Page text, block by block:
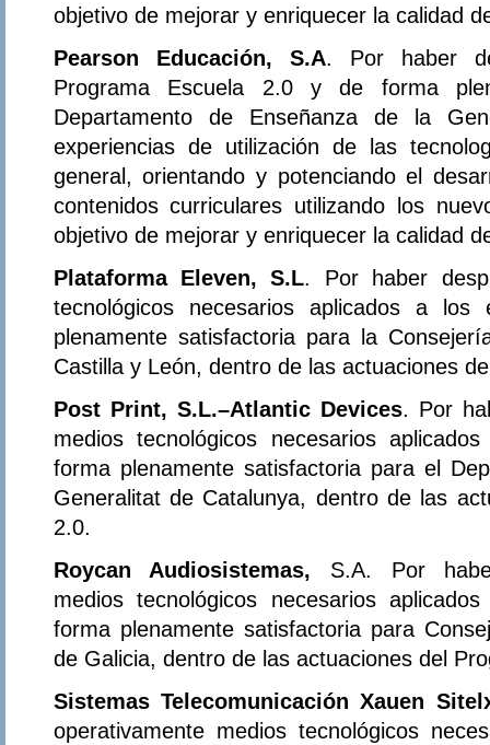
objetivo de mejorar y enriquecer la calidad
Pearson Educación, S.A. Por haber
Programa Escuela 2.0 y de forma
Departamento de Enseñanza de la
experiencias de utilización de las
general, orientando y potenciando el
contenidos curriculares utilizando los
objetivo de mejorar y enriquecer la calidad
Plataforma Eleven, S.L. Por haber
tecnológicos necesarios aplicados a los
plenamente satisfactoria para la
Castilla y León, dentro de las actuaciones
Post Print, S.L.–Atlantic Devices. Por
medios tecnológicos necesarios
forma plenamente satisfactoria para el
Generalitat de Catalunya, dentro de las
2.0.
Roycan Audiosistemas, S.A. Por
medios tecnológicos necesarios
forma plenamente satisfactoria para
de Galicia, dentro de las actuaciones del
Sistemas Telecomunicación Xauen
operativamente medios tecnológicos